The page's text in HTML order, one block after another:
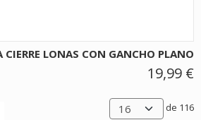
CIERRE LONAS CON GANCHO PLANO
19,99 €
de 116